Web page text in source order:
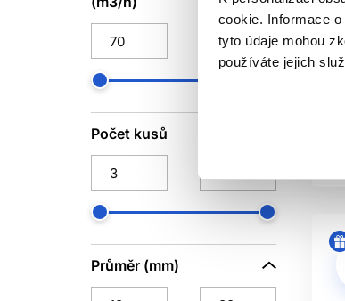
cookie. Informace
tyto údaje mohou
používáte jejich
Počet kusů
Průměr (mm)
1